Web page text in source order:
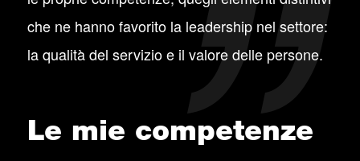
che ne hanno favorito la leadership nel settore:
la qualità del servizio e il valore delle persone.
Le mie competenze